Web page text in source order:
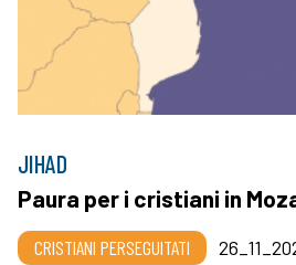
JIHAD
Paura per i cristiani in
CRISTIANI PERSEGUITATI